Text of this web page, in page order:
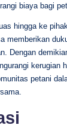
biaya bagi
hingga ke
memberikan
Dengan
kerugian
petani